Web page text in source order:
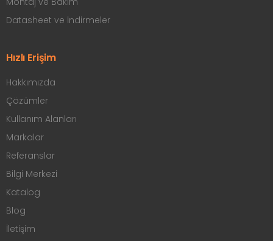
Datasheet ve İndirmeler
Hızlı Erişim
Hakkımızda
Çözümler
Kullanım Alanları
Markalar
Referanslar
Bilgi Merkezi
Katalog
Blog
İletişim